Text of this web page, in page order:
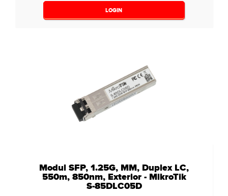
LOGIN
Modul SFP, 1.25G, MM, Duplex LC,
550m, 850nm, Exterior - MikroTik
S-85DLC05D